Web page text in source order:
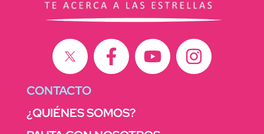
CONTACTO
¿QUIÉNES SOMOS?